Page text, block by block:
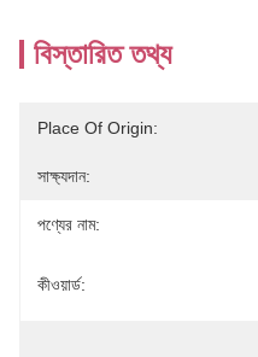
বিস্তারিত তথ্য
Place Of Origin:
সাক্ষ্যদান:
পণ্যের নাম:
কীওয়ার্ড: